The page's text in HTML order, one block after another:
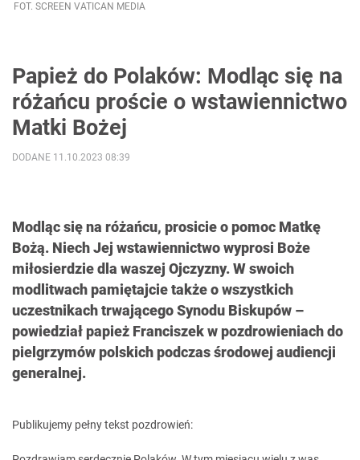
FOT. SCREEN VATICAN MEDIA
Papież do Polaków: Modląc się na
różańcu proście o wstawiennictwo
Matki Bożej
Modląc się na różańcu, prosicie o pomoc Matkę
Bożą. Niech Jej wstawiennictwo wyprosi Boże
miłosierdzie dla waszej Ojczyzny. W swoich
modlitwach pamiętajcie także o wszystkich
uczestnikach trwającego Synodu Biskupów –
powiedział papież Franciszek w pozdrowieniach do
pielgrzymów polskich podczas środowej audiencji
generalnej.
DODANE 11.10.2023 08:39
Publikujemy pełny tekst pozdrowień: